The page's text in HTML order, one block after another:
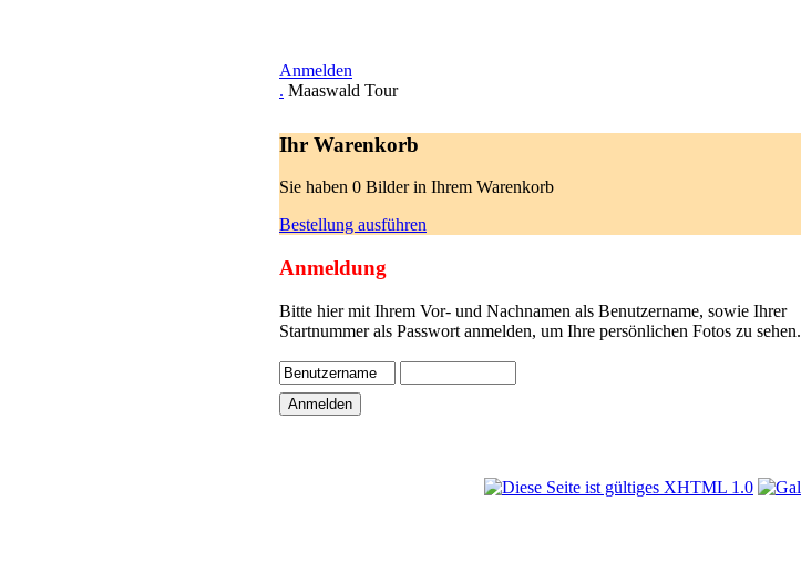
Anmelden
. Maaswald Tour
Ihr Warenkorb
Sie haben 0 Bilder in Ihrem Warenkorb
Bestellung ausführen
Anmeldung
Bitte hier mit Ihrem Vor- und Nachnamen als Benutzername, sowie Ihrer
Startnummer als Passwort anmelden, um Ihre persönlichen Fotos zu sehen.